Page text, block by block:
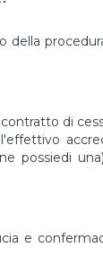
della
di
possiedi
e